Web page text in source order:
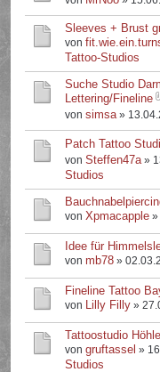
Sleeves + Brust
von
Tattoo-Studios
Suche Studio
Lettering/Fineline
vonsimsa»
Patch Tattoo
vonSteffen47a»
Studios
vonXpmacapple »
Idee für
vonmb78 »
Fineline Tattoo
von Lilly Filly »
Tattoostudio
vongruftassel »
Studios